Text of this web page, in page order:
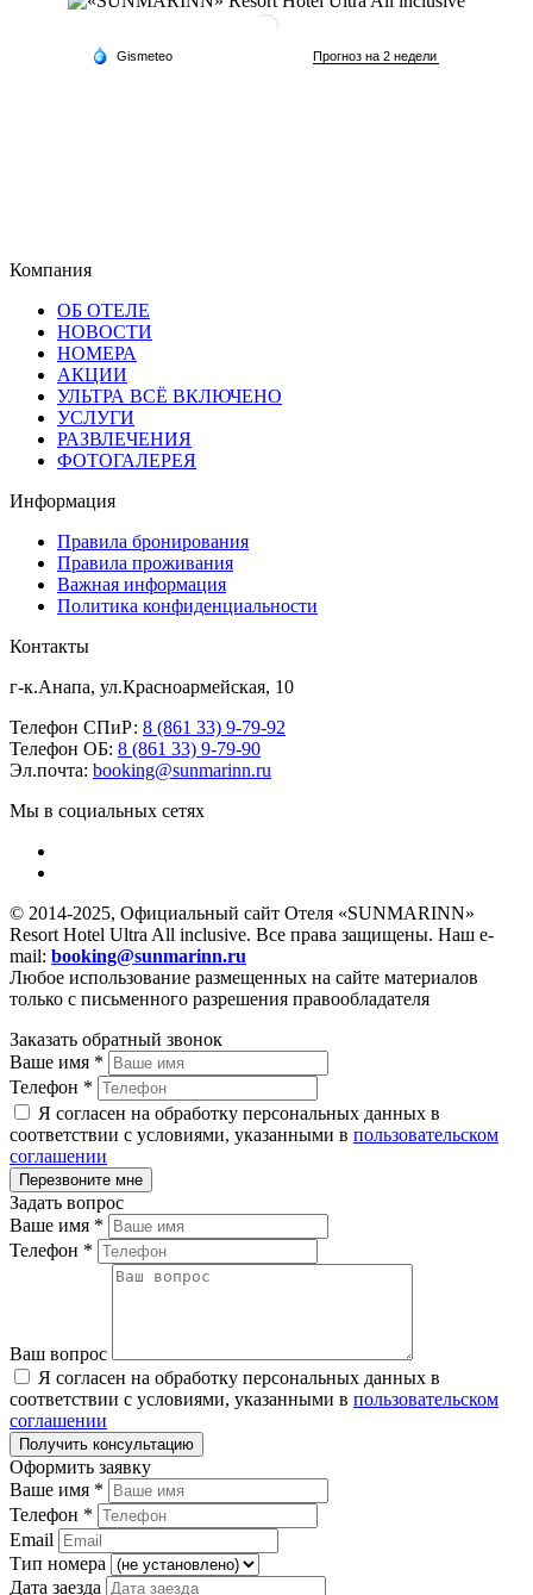
Компания
ОБ ОТЕЛЕ
НОВОСТИ
НОМЕРА
АКЦИИ
УЛЬТРА ВСЁ ВКЛЮЧЕНО
УСЛУГИ
РАЗВЛЕЧЕНИЯ
ФОТОГАЛЕРЕЯ
Информация
Правила бронирования
Правила проживания
Важная информация
Политика конфиденциальности
Контакты
г-к.Анапа, ул.Красноармейская, 10
Телефон СПиР: 8 (861 33) 9-79-92
Телефон ОБ: 8 (861 33) 9-79-90
Эл.почта: booking@sunmarinn.ru
Мы в социальных сетях
© 2014-2025, Официальный сайт Отеля «SUNMARINN»
Resort Hotel Ultra All inclusive. Все права защищены. Наш e-
mail: booking@sunmarinn.ru
Любое использование размещенных на сайте материалов
только с письменного разрешения правообладателя
Заказать обратный звонок
Ваше имя *
Телефон *
Я согласен на обработку персональных данных в
соответствии с условиями, указанными в пользовательском
соглашении
Задать вопрос
Ваше имя *
Телефон *
Ваш вопрос
Я согласен на обработку персональных данных в
соответствии с условиями, указанными в пользовательском
соглашении
Оформить заявку
Ваше имя *
Телефон *
Email
Тип номера
Дата заезда